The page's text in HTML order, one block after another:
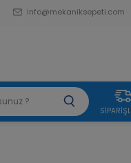
info@mekaniksepeti.com